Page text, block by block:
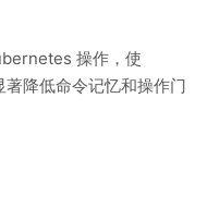
操作，使
降低命令记忆和操作门